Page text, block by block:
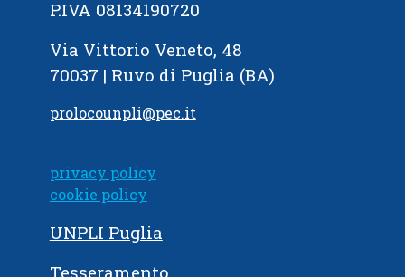
P.IVA 08134190720
Via Vittorio Veneto, 48
70037 | Ruvo di Puglia (BA)
prolocounpli@pec.it
privacy policy
cookie policy
UNPLI Puglia
Tesseramento